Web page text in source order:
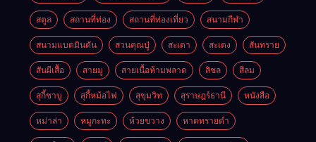
สตูล สถานที่ท่อง สถานที่ท่องเที่ยว สนามกีฬา
สนามแบดมินตัน สวนคุณปู่ สะเดา สะเตง สันทราย
สันผีเสื้อ สายมู สายเนื้อห้ามพลาด สิชล สีลม
สุกี้ชาบู สุกี้หม้อไฟ สุขุมวิท สุราษฎร์ธานี หนังสือ
หม่าล่า หมูกะทะ ห้วยขวาง หาดทรายดำ